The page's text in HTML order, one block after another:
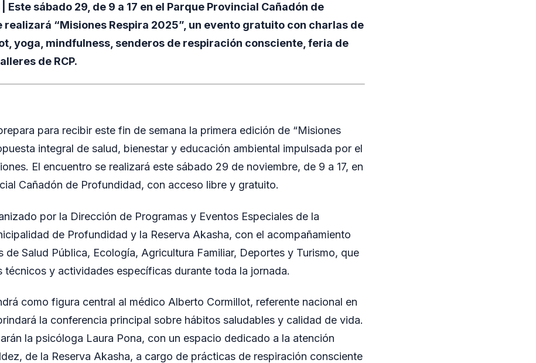
| Este sábado 29, de 9 a 17 en el Parque Provincial Cañadón de
realizará “Misiones Respira 2025”, un evento gratuito con charlas de
yoga, mindfulness, senderos de respiración consciente, feria de
de RCP.
para recibir este fin de semana la primera edición de “Misiones
integral de salud, bienestar y educación ambiental impulsada por el
El encuentro se realizará este sábado 29 de noviembre, de 9 a 17, en
Cañadón de Profundidad, con acceso libre y gratuito.
por la Dirección de Programas y Eventos Especiales de la
de Profundidad y la Reserva Akasha, con el acompañamiento
de Salud Pública, Ecología, Agricultura Familiar, Deportes y Turismo, que
técnicos y actividades específicas durante toda la jornada.
como figura central al médico Alberto Cormillot, referente nacional en
la conferencia principal sobre hábitos saludables y calidad de vida.
la psicóloga Laura Pona, con un espacio dedicado a la atención
de la Reserva Akasha, a cargo de prácticas de respiración consciente